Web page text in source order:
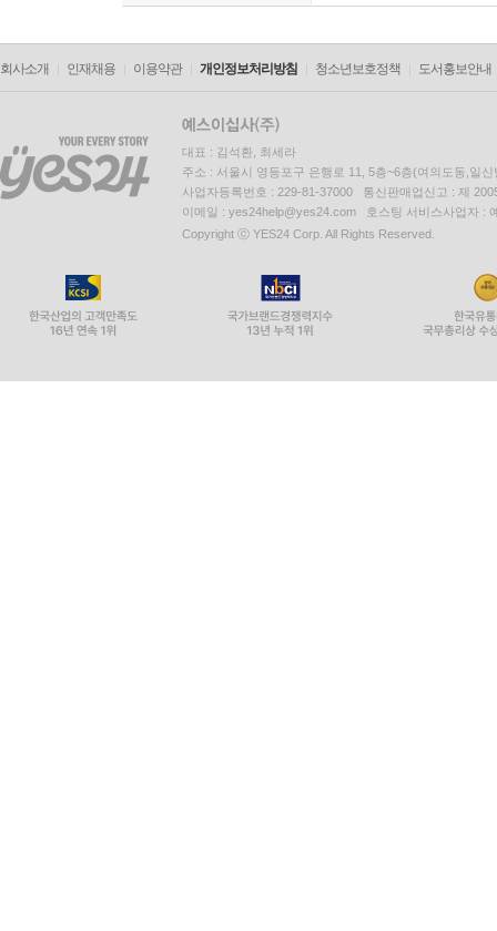
회사소개 인재채용 이용약관 개인정보처리방침 청소년보호정책 도서홍보안내
대표 : 김석환, 최세라
주소 : 서울시 영등포구 은행로 11, 5층~6층(여의도동,일신
사업자등록번호 : 229-81-37000 통신판매업신고 : 제
이메일 : yes24help@yes24.com 호스팅 서비스사업자 :
Copyright ⓒ YES24 Corp. All Rights Reserved.